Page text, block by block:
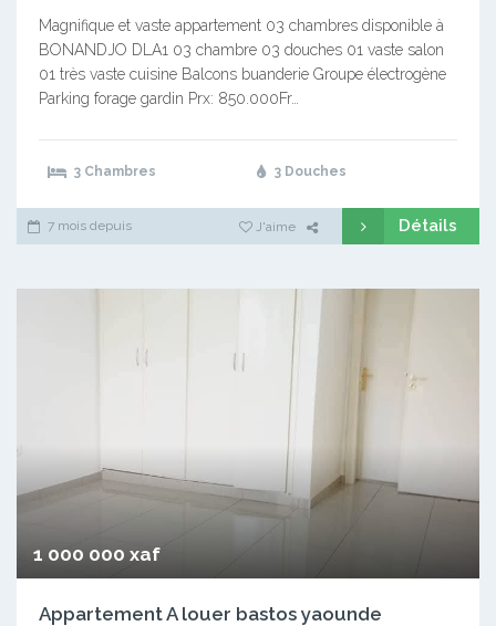
Magnifique et vaste appartement 03 chambres disponible à
BONANDJO DLA1 03 chambre 03 douches 01 vaste salon
01 très vaste cuisine Balcons buanderie Groupe électrogène
Parking forage gardin Prx: 850.000Fr…
3 Chambres 3 Douches
7 mois depuis J'aime Détails
1 000 000 xaf
Appartement A louer bastos yaounde